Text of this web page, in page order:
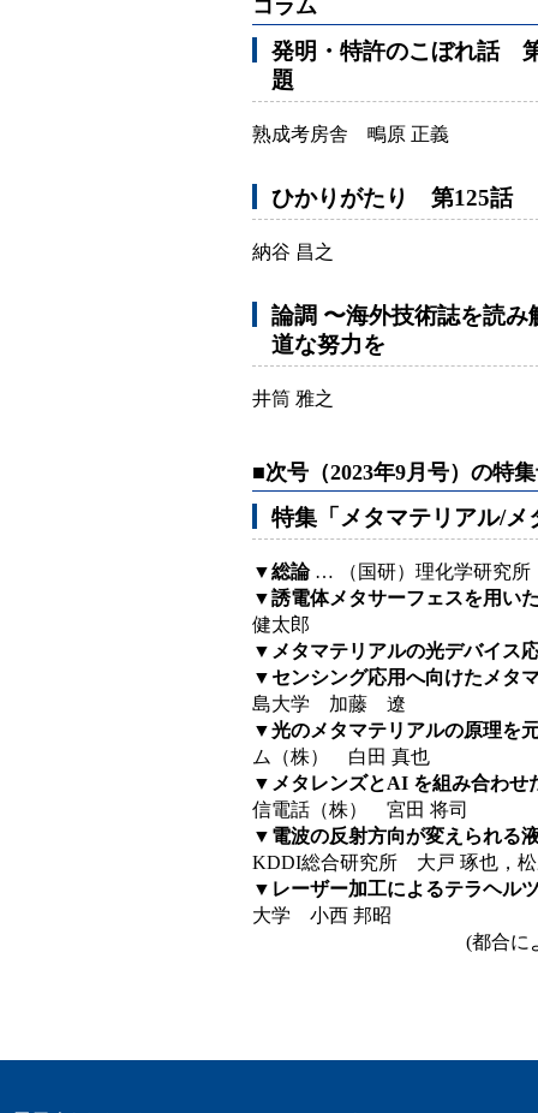
コラム
発明・特許のこぼれ話
題
熟成考房舎 鴫原 正義
ひかりがたり 第125話
納谷 昌之
論調 〜海外技術誌を読
道な努力を
井筒 雅之
■次号（2023年9月号）の特
特集「メタマテリアル/
▼総論… （国研）理化学研究
▼誘電体メタサーフェスを用い
健太郎
▼メタマテリアルの光デバイス
▼センシング応用へ向けたメタ
島大学 加藤 遼
▼光のメタマテリアルの原理を
ム（株） 白田 真也
▼メタレンズとAI を組み合わせ
信電話（株） 宮田 将司
▼電波の反射方向が変えられる
KDDI総合研究所 大戸 琢也，
▼レーザー加工によるテラヘル
大学 小西 邦昭
(都合に